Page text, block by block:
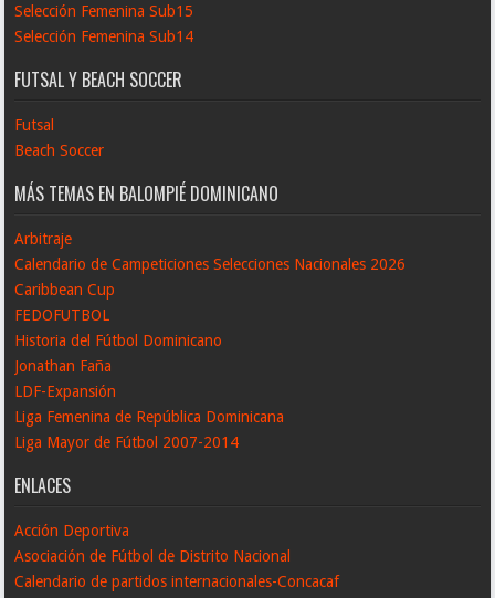
Selección Femenina Sub15
Selección Femenina Sub14
FUTSAL Y BEACH SOCCER
Futsal
Beach Soccer
MÁS TEMAS EN BALOMPIÉ DOMINICANO
Arbitraje
Calendario de Campeticiones Selecciones Nacionales 2026
Caribbean Cup
FEDOFUTBOL
Historia del Fútbol Dominicano
Jonathan Faña
LDF-Expansión
Liga Femenina de República Dominicana
Liga Mayor de Fútbol 2007-2014
ENLACES
Acción Deportiva
Asociación de Fútbol de Distrito Nacional
Calendario de partidos internacionales-Concacaf